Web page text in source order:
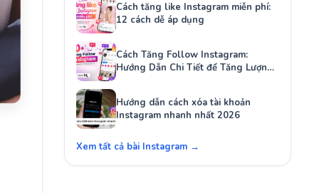
Cách tăng like Instagram miễn phí:
12 cách dễ áp dụng
Cách Tăng Follow Instagram:
Hướng Dẫn Chi Tiết để Tăng Lượng
Người Theo Dõi Của Bạn
Hướng dẫn cách xóa tài khoản
Instagram nhanh nhất 2026
Xem tất cả bài Instagram →